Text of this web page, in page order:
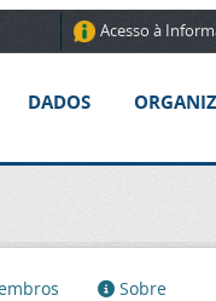
Acesso à
DADOS
Sobre